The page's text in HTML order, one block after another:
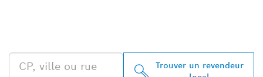
Trouver un revendeur